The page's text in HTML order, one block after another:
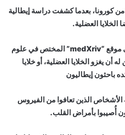
كورونا، بعدما كشفت دراسة إيطالية
العضلية.
في دراسة إيطالية، نشرت على موقع “medXriv” المختص في علوم
يغزو الخلايا العضلية، أو خلايا
باحثون إيطاليون
الذين تعافوا من الفيروس
أُصيبوا بأمراض القلب.